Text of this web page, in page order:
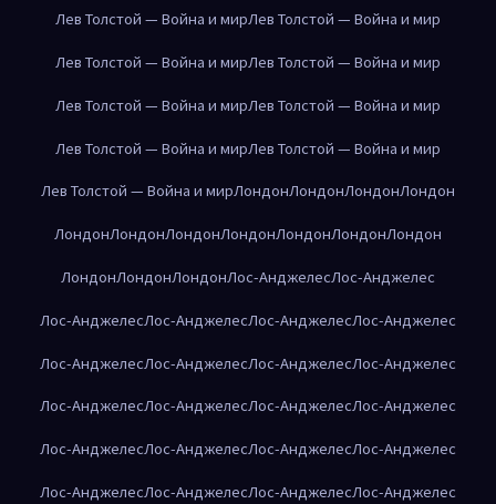
Лев Толстой — Война и мирЛев Толстой — Война и мир
Лев Толстой — Война и мирЛев Толстой — Война и мир
Лев Толстой — Война и мирЛев Толстой — Война и мир
Лев Толстой — Война и мирЛев Толстой — Война и мир
Лев Толстой — Война и мирЛондонЛондонЛондонЛондон
ЛондонЛондонЛондонЛондонЛондонЛондонЛондон
ЛондонЛондонЛондонЛос-АнджелесЛос-Анджелес
Лос-АнджелесЛос-АнджелесЛос-АнджелесЛос-Анджелес
Лос-АнджелесЛос-АнджелесЛос-АнджелесЛос-Анджелес
Лос-АнджелесЛос-АнджелесЛос-АнджелесЛос-Анджелес
Лос-АнджелесЛос-АнджелесЛос-АнджелесЛос-Анджелес
Лос-АнджелесЛос-АнджелесЛос-АнджелесЛос-Анджелес